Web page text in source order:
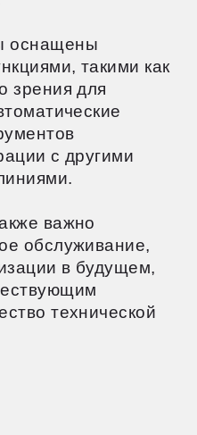
ключевых
затем
и настраивают
высокой
важны.
материалов